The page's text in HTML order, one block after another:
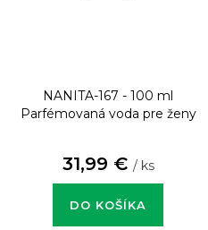
NANITA-167 - 100 ml
Parfémovaná voda pre ženy
31,99 € / ks
DO KOŠÍKA